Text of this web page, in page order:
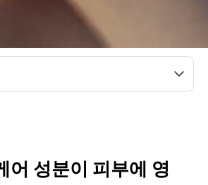
어 성분이 피부에 영